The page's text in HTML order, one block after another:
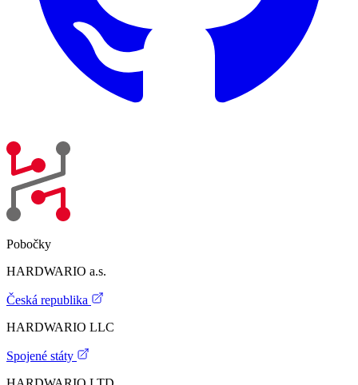
Pobočky
HARDWARIO a.s.
Česká republika
HARDWARIO LLC
Spojené státy